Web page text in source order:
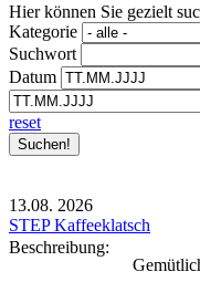
Hier können Sie gezielt
Kategorie
Suchwort
Datum
reset
13.08. 2026
STEP Kaffeeklatsch
Beschreibung: